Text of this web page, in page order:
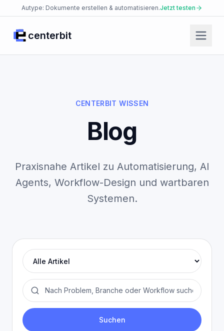
Autype: Dokumente erstellen & automatisieren.Jetzt testen
centerbit
Start
Autype Documents
Enterprise Knowledge Base
JsonCut Media
Blog
Kontakt
ENGLISH
CENTERBIT WISSEN
Blog
Praxisnahe Artikel zu Automatisierung, AI
Agents, Workflow-Design und wartbaren
Systemen.
Kategorien
Blog durchsuchen
Suchen